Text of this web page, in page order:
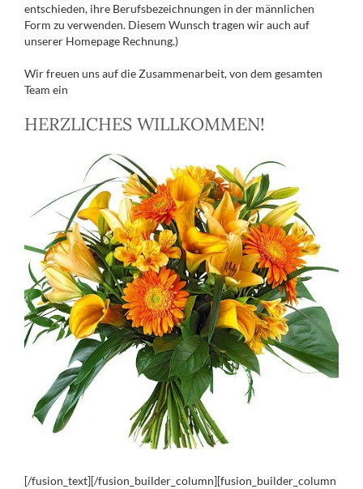
entschieden, ihre Berufsbezeichnungen in der männlichen
Form zu verwenden. Diesem Wunsch tragen wir auch auf
unserer Homepage Rechnung.)
Wir freuen uns auf die Zusammenarbeit, von dem gesamten
Team ein
HERZLICHES WILLKOMMEN!
[/fusion_text][/fusion_builder_column][fusion_builder_column